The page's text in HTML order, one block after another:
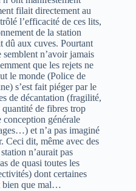
filait directement au
l’efficacité de ces lits,
de la station
dû aux cuves. Pourtant
n’avoir jamais
que les rejets ne
le monde (Police de
s’est fait piéger par le
de décantation (fragilité,
quantité de fibres trop
générale
et n’a pas imaginé
Ceci dit, même avec des
n’aurait pas
de quasi toutes les
dont certaines
bien que mal…